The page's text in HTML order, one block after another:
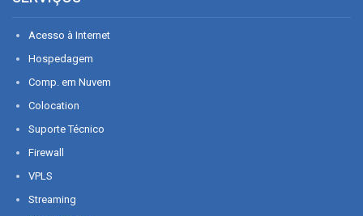
Acesso à Internet
Hospedagem
Comp. em Nuvem
Colocation
Suporte Técnico
Firewall
VPLS
Streaming